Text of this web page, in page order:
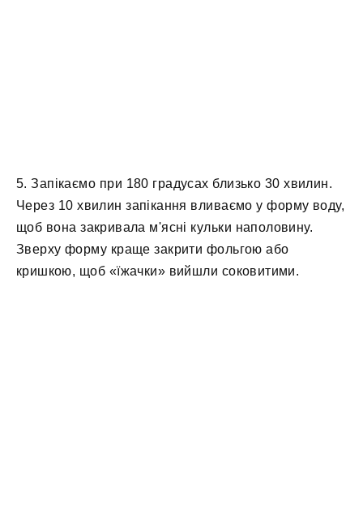
5. Запікаємо при 180 градусах близько 30 хвилин.
Через 10 хвилин запікання вливаємо у форму воду,
щоб вона закривала м'ясні кульки наполовину.
Зверху форму краще закрити фольгою або
кришкою, щоб «їжачки» вийшли соковитими.